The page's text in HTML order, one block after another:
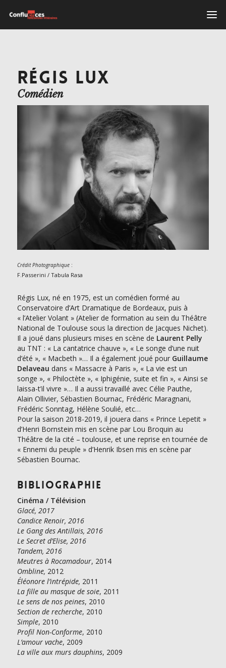
RÉGIS LUX
Comédien
Crédit Photographique:
F.Passerini / Tabula Rasa
Régis Lux, né en 1975, est un comédien formé au
Conservatoire d’Art Dramatique de Bordeaux, puis à
« l’Atelier Volant » (Atelier de formation au sein du Théâtre
National de Toulouse sous la direction de Jacques Nichet).
Il a joué dans plusieurs mises en scène de Laurent Pelly
au TNT : « La cantatrice chauve », « Le songe d’une nuit
d’été », « Macbeth »… Il a également joué pour Guillaume
Delaveau dans « Massacre à Paris », « La vie est un
songe », « Philoctète », « Iphigénie, suite et fin », « Ainsi se
laissa-t’il vivre »… Il a aussi travaillé avec Célie Pauthe,
Alain Ollivier, Sébastien Bournac, Frédéric Maragnani,
Frédéric Sonntag, Hélène Soulié, etc…
Pour la saison 2018-2019, il jouera dans « Prince Lepetit »
d’Henri Bornstein mis en scène par Lou Broquin au
Théâtre de la cité – toulouse, et une reprise en tournée de
« Ennemi du peuple » d’Henrik Ibsen mis en scène par
Sébastien Bournac.
Bibliographie
Cinéma / Télévision
Glacé, 2017
Candice Renoir, 2016
Le Gang des Antillais, 2016
Le Secret d’Elise, 2016
Tandem, 2016
Meutres à Rocamadour, 2014
Ombline, 2012
Éléonore l’intrépide, 2011
La fille au masque de soie, 2011
Le sens de nos peines, 2010
Section de recherche, 2010
Simple, 2010
Profil Non-Conforme, 2010
L’amour vache, 2009
La ville aux murs dauphins, 2009